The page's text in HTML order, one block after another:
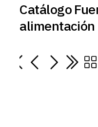
Catálogo
alimentación